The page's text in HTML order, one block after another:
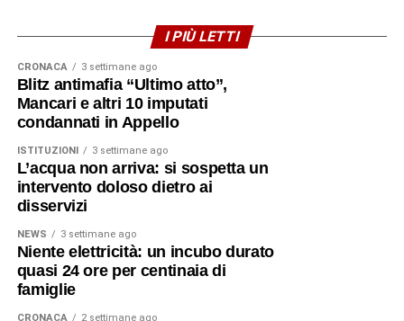
I PIÙ LETTI
CRONACA 3 settimane ago
Blitz antimafia “Ultimo atto”,
Mancari e altri 10 imputati
condannati in Appello
ISTITUZIONI 3 settimane ago
L’acqua non arriva: si sospetta un
intervento doloso dietro ai
disservizi
NEWS 3 settimane ago
Niente elettricità: un incubo durato
quasi 24 ore per centinaia di
famiglie
CRONACA 2 settimane ago